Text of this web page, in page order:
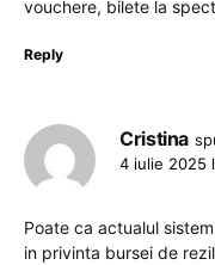
vouchere, bilete la
Reply
Cristina
4 iulie 2025
Poate ca actualul
in privinta bursei de